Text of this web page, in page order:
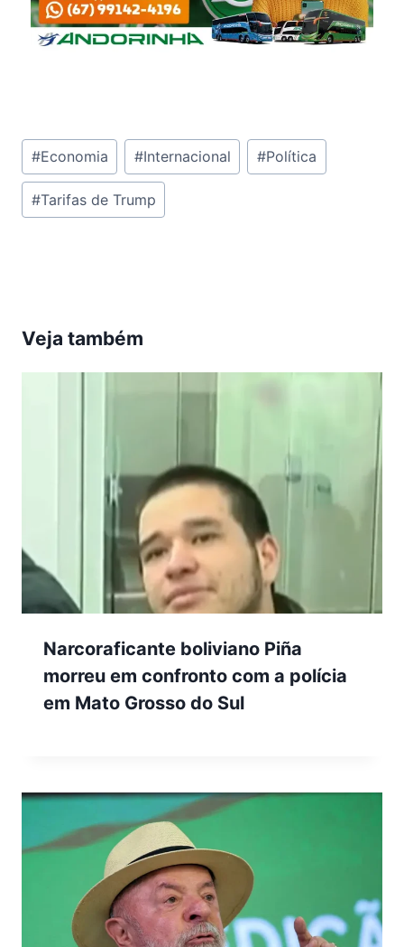
Tags
do
Post:
#Economia #Internacional #Política
#Tarifas de Trump
Veja também
Narcoraficante boliviano Piña
morreu em confronto com a polícia
em Mato Grosso do Sul